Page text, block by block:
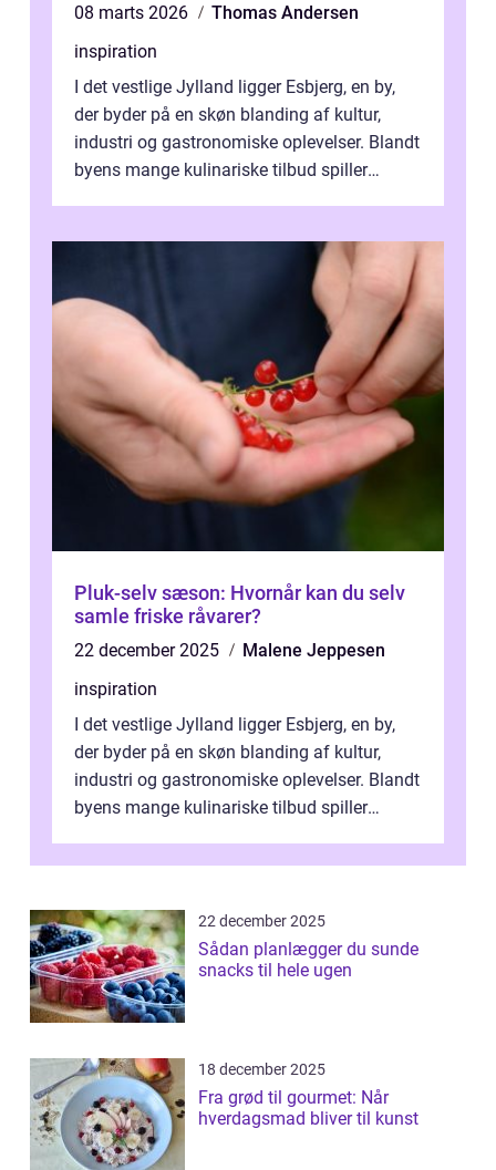
08 marts 2026
Thomas Andersen
inspiration
I det vestlige Jylland ligger Esbjerg, en by,
der byder på en skøn blanding af kultur,
industri og gastronomiske oplevelser. Blandt
byens mange kulinariske tilbud spiller
Pluk-selv sæson: Hvornår kan du selv
samle friske råvarer?
22 december 2025
Malene Jeppesen
inspiration
I det vestlige Jylland ligger Esbjerg, en by,
der byder på en skøn blanding af kultur,
industri og gastronomiske oplevelser. Blandt
byens mange kulinariske tilbud spiller
22 december 2025
Sådan planlægger du sunde
snacks til hele ugen
18 december 2025
Fra grød til gourmet: Når
hverdagsmad bliver til kunst